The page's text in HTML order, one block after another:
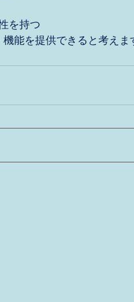
を持つ
能を提供できると考えま